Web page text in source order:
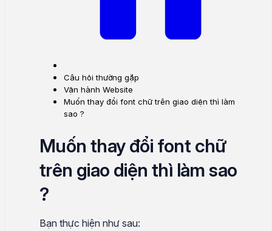
Câu hỏi thường gặp
Vận hành Website
Muốn thay đổi font chữ trên giao diện thì làm
sao ?
Muốn thay đổi font chữ
trên giao diện thì làm sao
?
Bạn thực hiện như sau: